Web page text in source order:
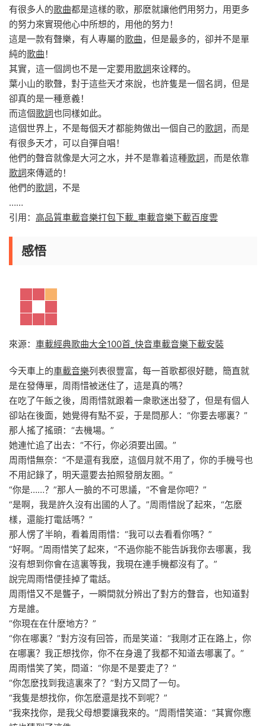
有很多人的歌曲都是這樣的歌，那麽就讓他們用努力，用更多
的努力來實現他心中所想的，用他的努力！
這是一款有聲樂，有人專屬的歌曲，但是最多的，卻并不是單
純的歌曲 ！
其實，這一個詞也不是一定要用歌詞來诠釋的。
葉小山的歌聲，對于這些天才來說，也許隻是一個名詞，但是
卻真的是一種意義！
而這個歌詞也同樣如此。
這個世界上，不是每個天才都能夠做出一個自己的歌詞 ，而是
有很多天才，可以自彈自唱！
他們的聲音就像是大河之水，并不是靠着這種歌詞 ，而是依靠
歌詞來傳遞的！
他們的歌詞 ，不是
……
引用： 高品質車載音樂打包下載_車載音樂下載百度雲
感悟
來源： 車載經典歌曲大全100首_快音車載音樂下載安裝
今天車上的車載音樂列表很豐富，每一首歌都很好聽，簡直就
是在發傳單，周雨惜被迷住了，這是真的嗎？
在吃了午飯之後，周雨惜就跟着一衆歌迷出發了，但是有個人
卻站在後面，她覺得有點不妥，于是問那人：“你要去哪裏？”
那人搖了搖頭：“去機場。”
她連忙追了出去：“不行，你必須要出國。”
周雨惜無奈：“不是還有我麽，這個月就不用了，你的手機号也
不用記錄了，明天還要去拍照發朋友圈。”
“你是……？”那人一臉的不可思議，“不會是你吧？”
“是啊，我是許久沒有出國的人了。”周雨惜說了起來，“怎麽
樣，還能打電話嗎？”
那人愣了半晌，看着周雨惜：“我可以去看看你嗎？”
“好啊。”周雨惜笑了起來，“不過你能不能告訴我你去哪裏，我
沒有想到你會在這裏等我，我現在連手機都沒有了。”
說完周雨惜便挂掉了電話。
周雨惜又不是聾子，一瞬間就分辨出了對方的聲音，也知道對
方是誰。
“你現在在什麽地方？”
“你在哪裏？”對方沒有回答，而是笑道：“我剛才正在路上，你
在哪裏？我正想找你，你不在身邊了我都不知道去哪裏了。”
周雨惜笑了笑，問道：“你是不是要走了？”
“你怎麽找到我這裏來了？”對方又問了一句。
“我隻是想找你，你怎麽還是找不到呢？”
“我來找你，是我父母想要讓我來的。”周雨惜笑道：“其實你應